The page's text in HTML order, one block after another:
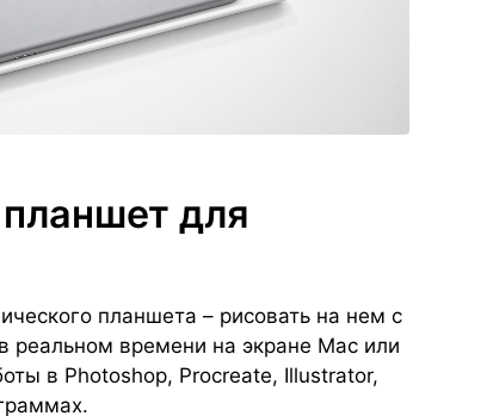
для
планшета – рисовать на нем с
реальном времени на экране Mac или
в Photoshop, Procreate, Illustrator,